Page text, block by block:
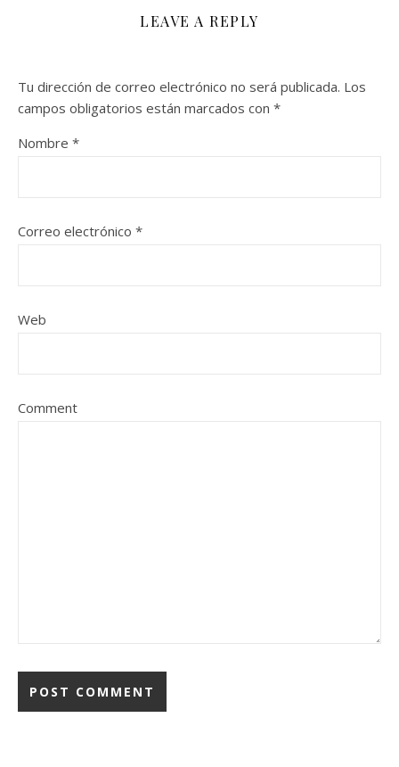
LEAVE A REPLY
Tu dirección de correo electrónico no será publicada. Los
campos obligatorios están marcados con *
Nombre *
Correo electrónico *
Web
Comment